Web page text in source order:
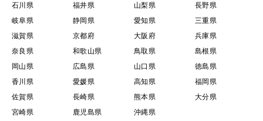
石川県
福井県 山梨県
長野県
岐阜県
静岡県 愛知県
三重県
滋賀県
京都府 大阪府
兵庫県
奈良県
和歌山県 鳥取県
島根県
岡山県
広島県 山口県
徳島県
香川県
愛媛県 高知県
福岡県
佐賀県
長崎県 熊本県
大分県
宮崎県
鹿児島県 沖縄県